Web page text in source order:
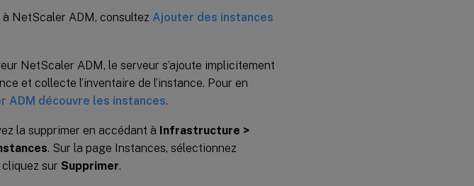
NetScaler ADM, consultez Ajouter des instances
NetScaler ADM, le serveur s’ajoute implicitement
et collecte l’inventaire de l’instance. Pour en
ADM découvre les instances.
la supprimer en accédant à Infrastructure >
. Sur la page Instances, sélectionnez
sur Supprimer.